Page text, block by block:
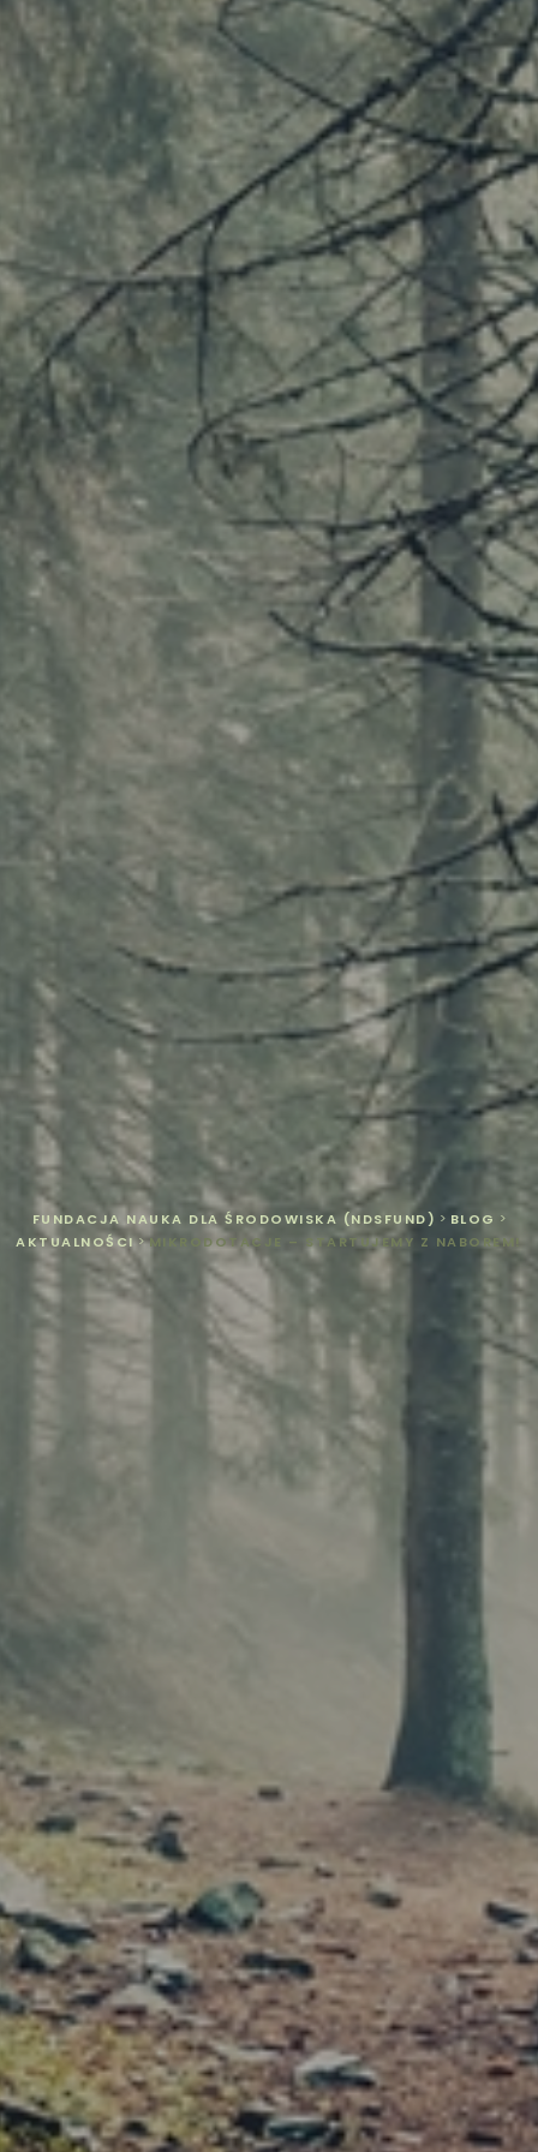
FUNDACJA NAUKA DLA ŚRODOWISKA (NDSFUND) > BLOG >
AKTUALNOŚCI>MIKRODOTACJE – STARTUJEMY Z NABOREM!